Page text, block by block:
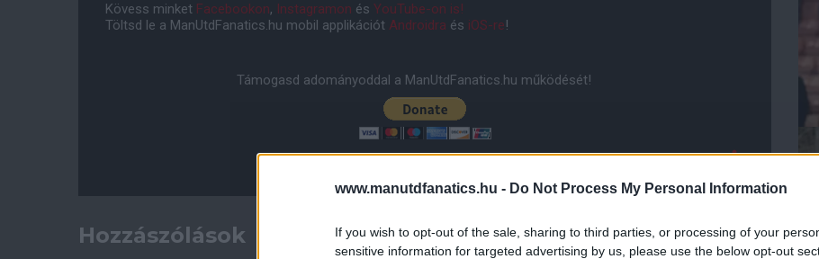
www.manutdfanatics.hu - Do Not Process My Personal Information
If you wish to opt-out of the sale, sharing to third parties, or processing of your
sensitive information for targeted advertising by us, please use the below opt-out
Kövess minket Facebookon, Instagramon és YouTube-on is!
Töltsd le a ManUtdFanatics.hu mobil applikációt Androidra és iOS-re!
Támogasd adományoddal a ManUtdFanatics.hu működését!
Hozzászólások